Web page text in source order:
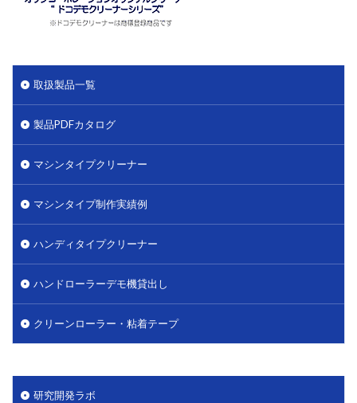
取扱製品一覧
製品PDFカタログ
マシンタイプクリーナー
マシンタイプ制作実績例
ハンディタイプクリーナー
ハンドローラーデモ機貸出し
クリーンローラー・粘着テープ
研究開発ラボ